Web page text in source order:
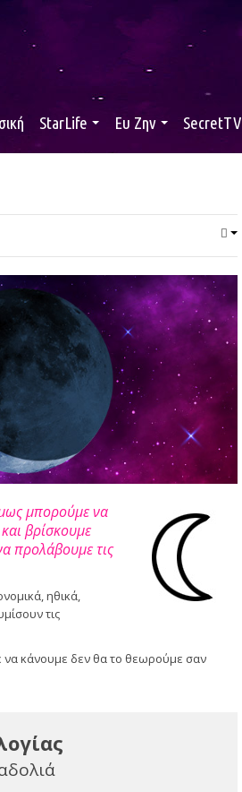
StarLife Ευ Ζην SecretTV
μπορούμε να
βρίσκουμε
προλάβουμε τις
ηθικά,
τις
να κάνουμε δεν θα το θεωρούμε σαν